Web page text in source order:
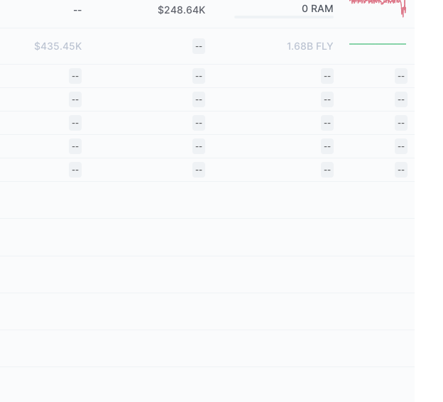
-- $248.64K 0 RAM
$435.45K -- 1.68B FLY
-- -- -- --
-- -- -- --
-- -- -- --
-- -- -- --
-- -- -- --